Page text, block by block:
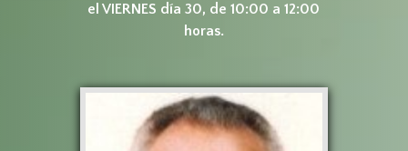
el VIERNES día 30, de 10:00 a 12:00
horas.